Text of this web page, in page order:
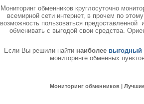
Мониторинг обменников круглосуточно
всемирной сети интернет, в прочем по
возможность пользоваться предоставленной
обменивать с выгодой свои средства.
Если Вы решили найти наиболее выгодный
мониторинге обменных
Мониторинг обменников |